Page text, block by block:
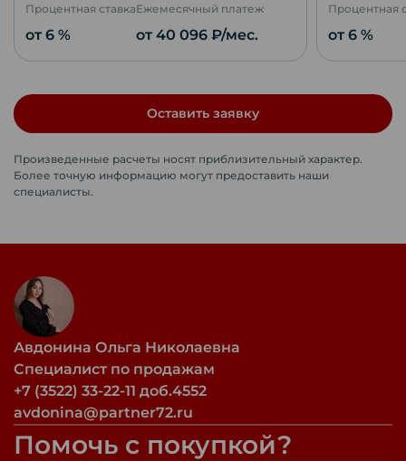
Процентная ставка
от 6 %
Ежемесячный платеж
от 40 096 ₽/мес.
Процентная
от 6 %
Оставить заявку
Произведенные расчеты носят приблизительный характер.
Более точную информацию могут предоставить наши
специалисты.
Авдонина Ольга Николаевна
Специалист по продажам
+7 (3522) 33-22-11 доб.4552
avdonina@partner72.ru
Помочь с покупкой?